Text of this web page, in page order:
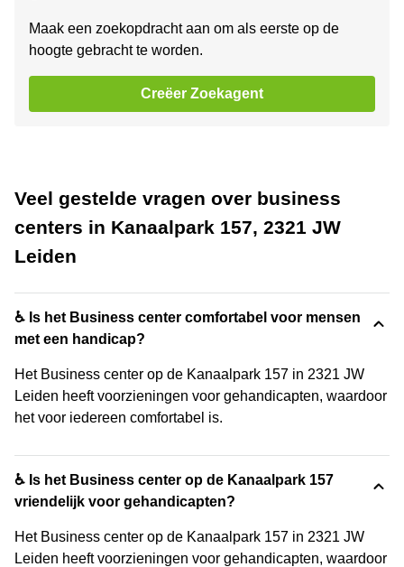
Maak een zoekopdracht aan om als eerste op de
hoogte gebracht te worden.
Creëer Zoekagent
Veel gestelde vragen over business
centers in Kanaalpark 157, 2321 JW
Leiden
♿ Is het Business center comfortabel voor mensen
met een handicap?
Het Business center op de Kanaalpark 157 in 2321 JW
Leiden heeft voorzieningen voor gehandicapten, waardoor
het voor iedereen comfortabel is.
♿ Is het Business center op de Kanaalpark 157
vriendelijk voor gehandicapten?
Het Business center op de Kanaalpark 157 in 2321 JW
Leiden heeft voorzieningen voor gehandicapten, waardoor